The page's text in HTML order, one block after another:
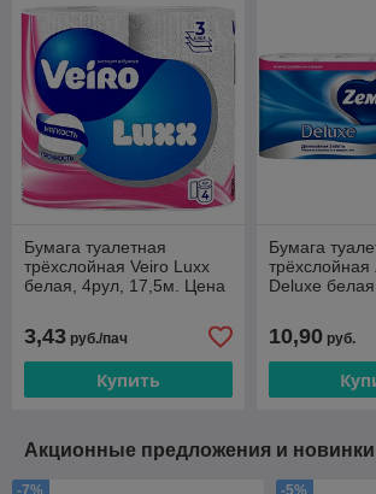
Бумага туалетная
трёхслойная Veiro Luxx
белая, 4рул, 17,5м. Цена
3,43 руб./пач
Купить
Бумага
трёхслойная
Deluxе
НДС 20%
10,90руб.
Акционные предложения и новинки